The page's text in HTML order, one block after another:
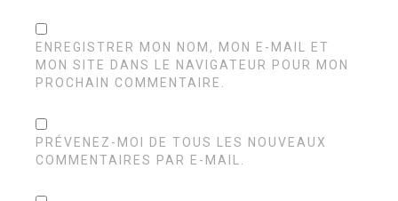
ENREGISTRER MON NOM, MON E-MAIL ET
MON SITE DANS LE NAVIGATEUR POUR MON
PROCHAIN COMMENTAIRE.
PRÉVENEZ-MOI DE TOUS LES NOUVEAUX
COMMENTAIRES PAR E-MAIL.